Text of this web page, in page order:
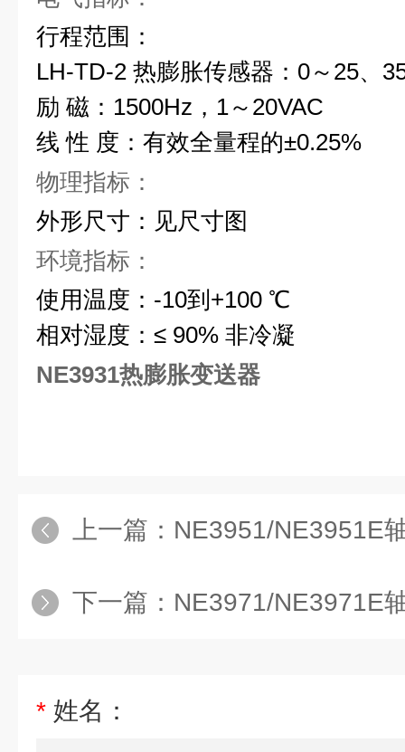
行程范围：
LH-TD-2 热膨胀传感器：0～25、
励 磁：1500Hz，1～20VAC
线 性 度：有效全量程的±0.25%
物理指标：
外形尺寸：见尺寸图
环境指标：
使用温度：-10到+100 ℃
相对湿度：≤ 90% 非冷凝
NE3931热膨胀变送器
上一篇： NE3951/NE3951E轴
下一篇： NE3971/NE3971E
* 姓名：